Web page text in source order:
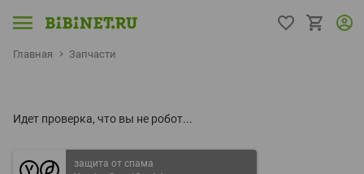
Главная Запчасти
Идет проверка, что вы не робот...
защита от спама